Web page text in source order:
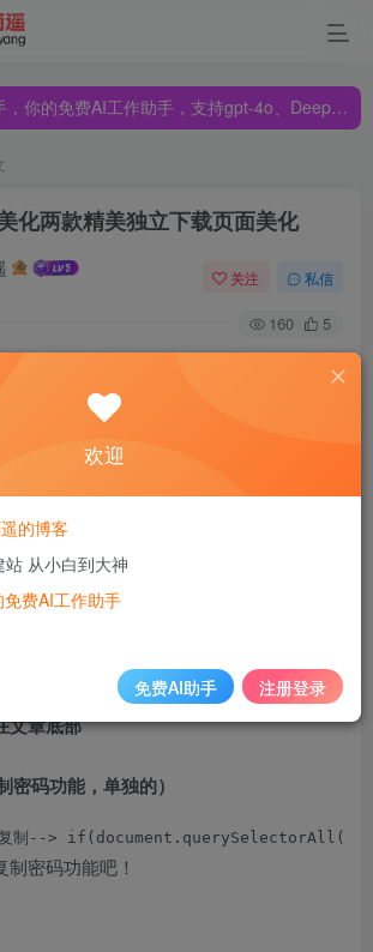
免费AI工作助手，支持gpt-4o、DeepSeek、Claude🔥🔥🔥🔥
免费AI工作助手，支持gpt-4o、DeepSeek、Claude🔥🔥🔥🔥
化两款精美独立下载页面美化
关注 私信
160 5
比的独立下载页美化，今天再跟大家分享
载页美化，其中一款需要下载附件上传修
即可
pages/download.php
不然就没后悔药吃了！
文章底部
密码功能，单独的）
复制-->
密码功能吧！
欢迎
的博客
从小白到大神
费AI工作助手
免费AI助手 注册登录